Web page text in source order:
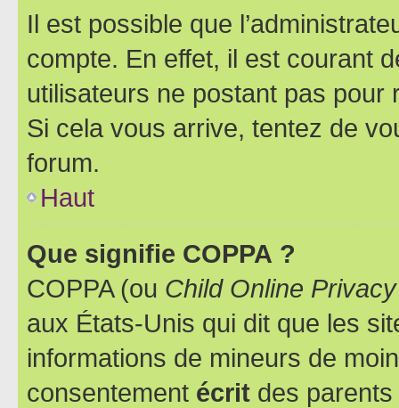
Il est possible que
compte. En effet, il est courant
utilisateurs ne postant pas pour
Si cela vous arrive, tentez de
forum.
Haut
Que signifie COPPA ?
COPPA (ou Child Online
aux États-Unis qui dit que les
informations de mineurs de
consentement écrit des parents